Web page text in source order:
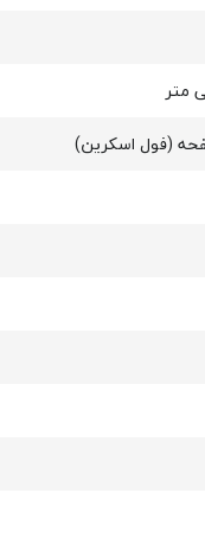
(فول اسکرین)